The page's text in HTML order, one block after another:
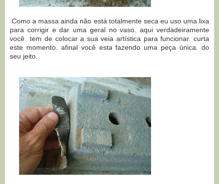
Como a massa ainda não está totalmente seca eu uso uma lixa
para corrigir e dar uma geral no vaso. aqui verdadeiramente
você tem de colocar a sua veia artística para funcionar. curta
este momento. afinal você esta fazendo uma peça única. do
seu jeito.